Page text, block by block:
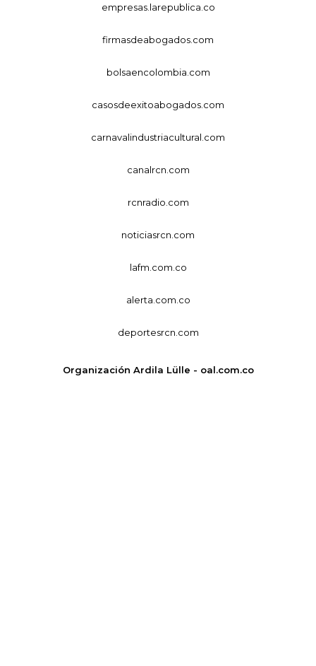
empresas.larepublica.co
firmasdeabogados.com
bolsaencolombia.com
casosdeexitoabogados.com
carnavalindustriacultural.com
canalrcn.com
rcnradio.com
noticiasrcn.com
lafm.com.co
alerta.com.co
deportesrcn.com
Organización Ardila Lülle - oal.com.co